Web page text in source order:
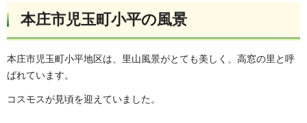
本庄市児玉町小平の風景
本庄市児玉町小平地区は、里山風景がとても美しく、高窓の里と呼
ばれています。
コスモスが見頃を迎えていました。